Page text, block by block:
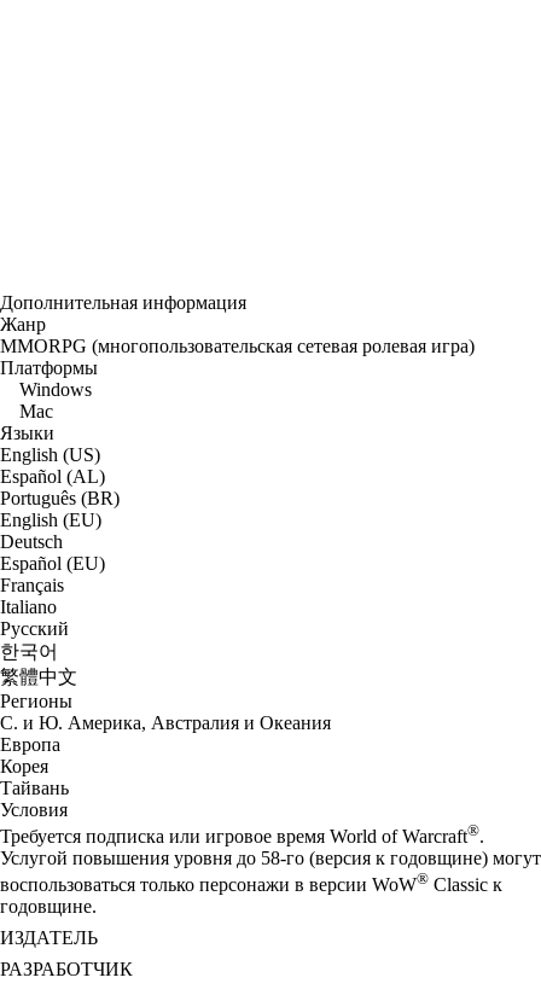
Дополнительная информация
Жанр
MMORPG (многопользовательская сетевая ролевая игра)
Платформы
Windows
Mac
Языки
English (US)
Español (AL)
Português (BR)
English (EU)
Deutsch
Español (EU)
Français
Italiano
Русский
한국어
繁體中文
Регионы
С. и Ю. Америка, Австралия и Океания
Европа
Корея
Тайвань
Условия
Требуется подписка или игровое время World of Warcraft®.
Услугой повышения уровня до 58-го (версия к годовщине) могут
воспользоваться только персонажи в версии WoW® Classic к
годовщине.
ИЗДАТЕЛЬ
РАЗРАБОТЧИК